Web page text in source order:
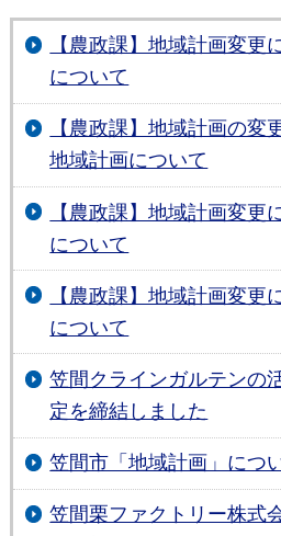
【農政課】地域計画変更
について
【農政課】地域計画の変
地域計画について
【農政課】地域計画変更
について
【農政課】地域計画変更
について
笠間クラインガルテンの
定を締結しました
笠間市「地域計画」につ
笠間栗ファクトリー株式